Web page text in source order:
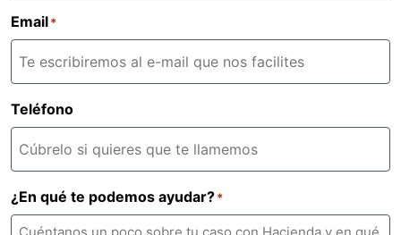
Email*
Teléfono
¿En qué te podemos ayudar?*